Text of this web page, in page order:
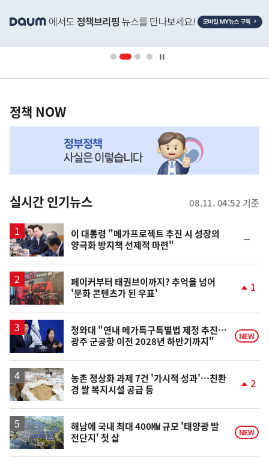
단
영
책
NOW,
뉴
스
정책 NOW
실시간 인기뉴스 08.11. 04:52 기준
이 대통령 "메가프로젝트 추진 시 성장의
양극화 방지책 선제적 마련"
일
페이커부터 태권브이까지? 추억을 넘어
'문화 콘텐츠가 된 우표'
상
승
1
청와대 "연내 메가특구특별법 제정 추진…
광주 군공항 이전 2028년 하반기까지"
NEW
농촌 정상화 과제 7건 '가시적 성과'…친환
경 쌀 복지시설 공급 등
상
승
2
해남에 국내 최대 400㎿ 규모 '태양광 발
전단지' 첫 삽
NEW